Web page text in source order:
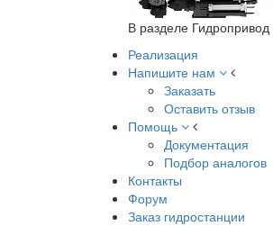
В разделе
Реализация
Напишите нам
Заказать
Оставить отзыв
Помощь
Документация
Подбор аналогов
Контакты
Форум
Заказ гидростанции